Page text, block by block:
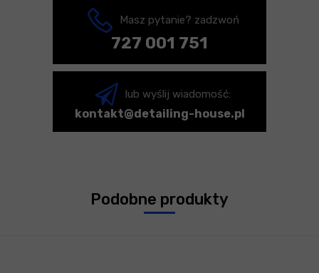
Masz pytanie? zadzwoń
727 001 751
lub wyślij wiadomość:
kontakt@detailing-house.pl
Podobne produkty